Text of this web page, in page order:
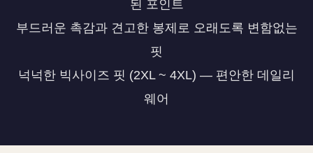
된 포인트
부드러운 촉감과 견고한 봉제로 오래도록 변함없는
핏
넉넉한 빅사이즈 핏 (2XL ~ 4XL) — 편안한 데일리
웨어